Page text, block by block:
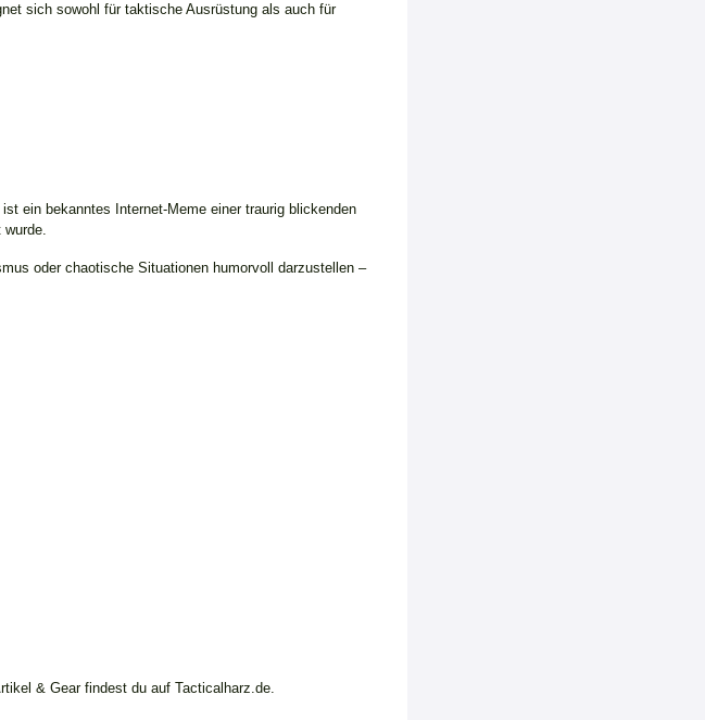
sich sowohl für taktische Ausrüstung als auch für
ein bekanntes Internet-Meme einer traurig blickenden
wurde.
oder chaotische Situationen humorvoll darzustellen –
& Gear findest du auf Tacticalharz.de.